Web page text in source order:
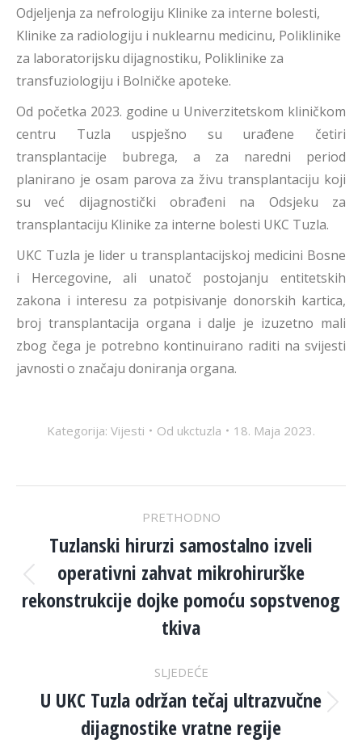
Odjeljenja za nefrologiju Klinike za interne bolesti,
Klinike za radiologiju i nuklearnu medicinu, Poliklinike
za laboratorijsku dijagnostiku, Poliklinike za
transfuziologiju i Bolničke apoteke.
Od početka 2023. godine u Univerzitetskom kliničkom
centru Tuzla uspješno su urađene četiri
transplantacije bubrega, a za naredni period
planirano je osam parova za živu transplantaciju koji
su već dijagnostički obrađeni na Odsjeku za
transplantaciju Klinike za interne bolesti UKC Tuzla.
UKC Tuzla je lider u transplantacijskoj medicini Bosne
i Hercegovine, ali unatoč postojanju entitetskih
zakona i interesu za potpisivanje donorskih kartica,
broj transplantacija organa i dalje je izuzetno mali
zbog čega je potrebno kontinuirano raditi na svijesti
javnosti o značaju doniranja organa.
Kategorija: Vijesti Od ukctuzla 18. Maja 2023.
NAVIGATION
PRETHODNO
Previous
post:
Tuzlanski hirurzi samostalno izveli
operativni zahvat mikrohirurške
rekonstrukcije dojke pomoću sopstvenog
tkiva
SLJEDEĆE
Next
post:
U UKC Tuzla održan tečaj ultrazvučne
dijagnostike vratne regije